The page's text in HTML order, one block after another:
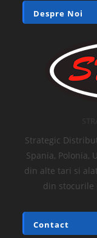
Despre Noi
Strategic
Spania, Polonia,
din alte tari si
din stocurile
Contact